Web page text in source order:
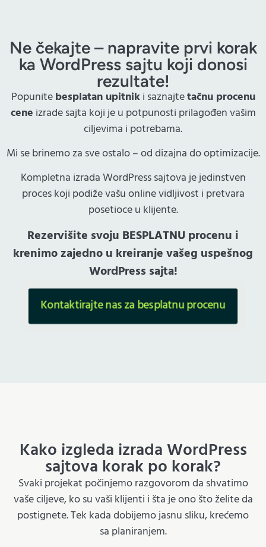
Ne čekajte – napravite prvi korak
ka WordPress sajtu koji donosi
rezultate!
Popunitebesplatan upitniki saznajtetačnu procenu
cene izrade sajta koji je u potpunosti prilagođen vašim
ciljevima i potrebama.
Mi se brinemo za sve ostalo – od dizajna do optimizacije.
Kompletna izrada WordPress sajtova je jedinstven
proces koji podiže vašu online vidljivost i pretvara
posetioce u klijente.
Rezervišite svoju BESPLATNU procenu i
krenimo zajedno u kreiranje vašeg uspešnog
WordPress sajta!
Kontaktirajte nas za besplatnu procenu
Kako izgleda izrada WordPress
sajtova korak po korak?
Svaki projekat počinjemo razgovorom da shvatimo
vaše ciljeve, ko su vaši klijenti i šta je ono što želite da
postignete. Tek kada dobijemo jasnu sliku, krećemo
sa planiranjem.